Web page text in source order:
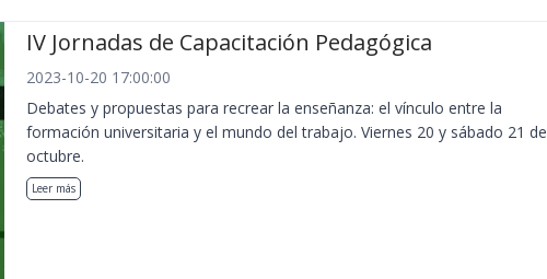
IV Jornadas de Capacitación Pedagógica
2023-10-20 17:00:00
Debates y propuestas para recrear la enseñanza: el vínculo entre la
formación universitaria y el mundo del trabajo. Viernes 20 y sábado 21 de
octubre.
Leer más